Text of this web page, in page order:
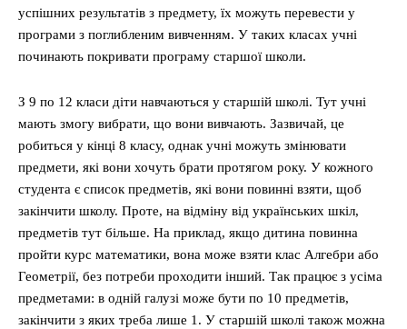
успішних результатів з предмету, їх можуть перевести у
програми з поглибленим вивченням. У таких класах учні
починають покривати програму старшої школи.
З 9 по 12 класи діти навчаються у старшій школі. Тут учні
мають змогу вибрати, що вони вивчають. Зазвичай, це
робиться у кінці 8 класу, однак учні можуть змінювати
предмети, які вони хочуть брати протягом року. У кожного
студента є список предметів, які вони повинні взяти, щоб
закінчити школу. Проте, на відміну від українських шкіл,
предметів тут більше. На приклад, якщо дитина повинна
пройти курс математики, вона може взяти клас Алгебри або
Геометрії, без потреби проходити інший. Так працює з усіма
предметами: в одній галузі може бути по 10 предметів,
закінчити з яких треба лише 1. У старшій школі також можна